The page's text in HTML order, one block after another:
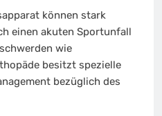
können stark
einen akuten Sportunfall
wie
besitzt spezielle
bezüglich des